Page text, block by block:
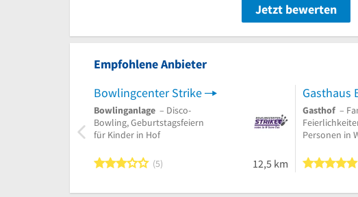
Jetzt bewerten
Empfohlene Anbieter
Bowlingcenter Strike
Bowlinganlage – Disco-
Bowling, Geburtstagsfeiern
für Kinder in Hof
3 von 5 Sternen
5 12,5 km
Gasthaus
Gasthof –
Personen in